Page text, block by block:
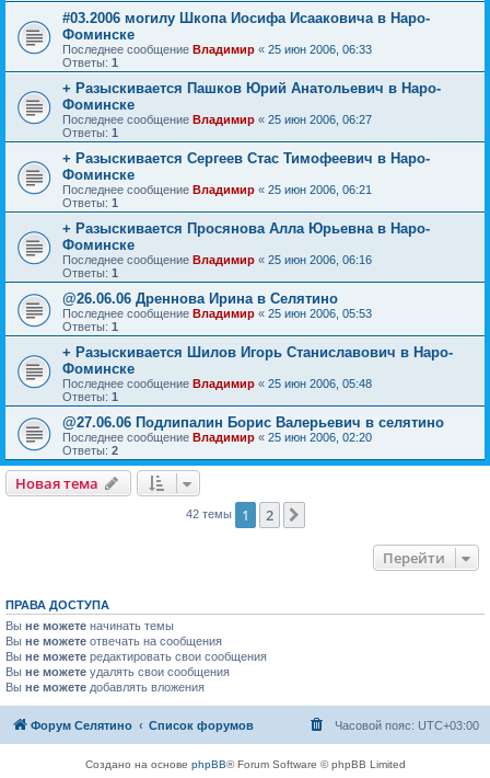
#03.2006 могилу Шкопа Иосифа Исааковича в Наро-
Фоминске
Последнее сообщение Владимир « 25 июн 2006, 06:33
Ответы: 1
+ Разыскивается Пашков Юрий Анатольевич в Наро-
Фоминске
Последнее сообщение Владимир « 25 июн 2006, 06:27
Ответы: 1
+ Разыскивается Сергеев Стас Тимофеевич в Наро-
Фоминске
Последнее сообщение Владимир « 25 июн 2006, 06:21
Ответы: 1
+ Разыскивается Просянова Алла Юрьевна в Наро-
Фоминске
Последнее сообщение Владимир « 25 июн 2006, 06:16
Ответы: 1
@26.06.06 Дреннова Ирина в Селятино
Последнее сообщение Владимир « 25 июн 2006, 05:53
Ответы: 1
+ Разыскивается Шилов Игорь Станиславович в Наро-
Фоминске
Последнее сообщение Владимир « 25 июн 2006, 05:48
Ответы: 1
@27.06.06 Подлипалин Борис Валерьевич в селятино
Последнее сообщение Владимир « 25 июн 2006, 02:20
Ответы: 2
Новая тема
42 темы 1 2
Перейти
ПРАВА ДОСТУПА
Вы не можете начинать темы
Вы не можете отвечать на сообщения
Вы не можете редактировать свои сообщения
Вы не можете удалять свои сообщения
Вы не можете добавлять вложения
Форум Селятино Список форумов Часовой пояс: UTC+03:00
Создано на основе phpBB® Forum Software © phpBB Limited